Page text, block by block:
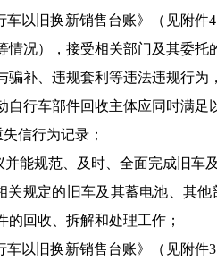
车以旧换新销售台账》（见附
况），接受相关部门及其委托
骗补、违规套利等违法违规行为
自行车部件回收主体应同时满足
信行为记录；
能规范、及时、全面完成旧车
关规定的旧车及其蓄电池、其
回收、拆解和处理工作；
车以旧换新销售台账》（见附